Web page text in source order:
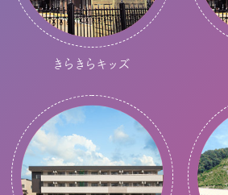
きらきらキッズ